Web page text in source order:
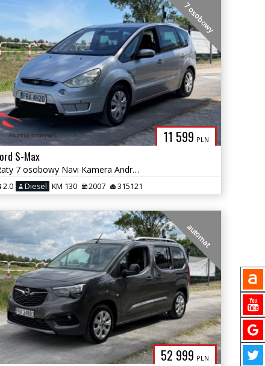
11 599 PLN
7 osobowy
S-Max
Raty 7 osobowy Navi Kamera Android 2 komplety opon 2.0 tdci Zarej w PL
2.0 Diesel KM 130 2007 315121
52 999 PLN
automat